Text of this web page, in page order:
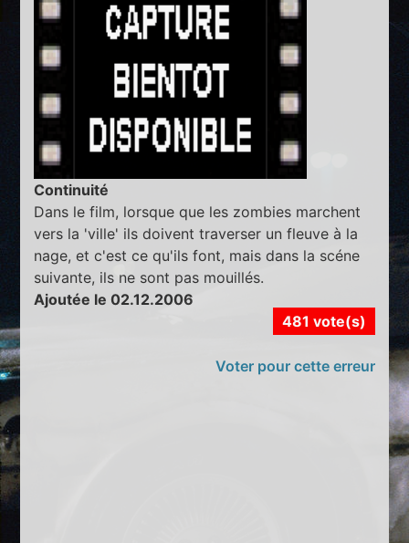
Continuité
Dans le film, lorsque que les zombies marchent
vers la 'ville' ils doivent traverser un fleuve à la
nage, et c'est ce qu'ils font, mais dans la scéne
suivante, ils ne sont pas mouillés.
Ajoutée le 02.12.2006
481 vote(s)
Voter pour cette erreur